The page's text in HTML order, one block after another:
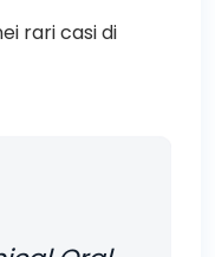
rari casi di